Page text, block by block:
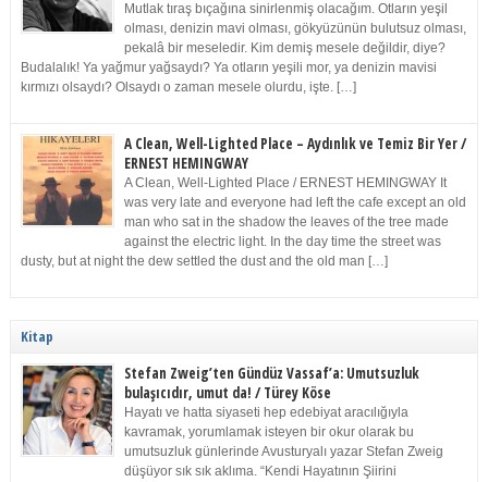
Mutlak tıraş bıçağına sinirlenmiş olacağım. Otların yeşil
olması, denizin mavi olması, gökyüzünün bulutsuz olması,
pekalâ bir meseledir. Kim demiş mesele değildir, diye?
Budalalık! Ya yağmur yağsaydı? Ya otların yeşili mor, ya denizin mavisi
kırmızı olsaydı? Olsaydı o zaman mesele olurdu, işte. […]
A Clean, Well-Lighted Place – Aydınlık ve Temiz Bir Yer /
ERNEST HEMINGWAY
A Clean, Well-Lighted Place / ERNEST HEMINGWAY It
was very late and everyone had left the cafe except an old
man who sat in the shadow the leaves of the tree made
against the electric light. In the day time the street was
dusty, but at night the dew settled the dust and the old man […]
Kitap
Stefan Zweig’ten Gündüz Vassaf’a: Umutsuzluk
bulaşıcıdır, umut da! / Türey Köse
Hayatı ve hatta siyaseti hep edebiyat aracılığıyla
kavramak, yorumlamak isteyen bir okur olarak bu
umutsuzluk günlerinde Avusturyalı yazar Stefan Zweig
düşüyor sık sık aklıma. “Kendi Hayatının Şiirini